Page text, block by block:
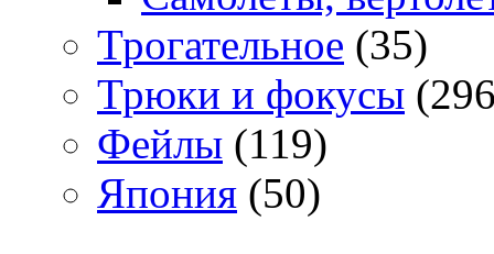
Трогательное (35)
Трюки и фокусы
Фейлы (119)
Япония (50)